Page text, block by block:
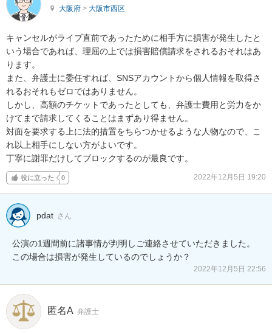
大阪府 > 大阪市西区
キャンセルがライブ直前であったために相手方に損害が発生したと
いう場合であれば、理屈の上では損害賠償請求をされるおそれはあ
ります。
また、弁護士に委任すれば、SNSアカウントから個人情報を取得さ
れるおそれもゼロではありません。
しかし、高額のチケットであったとしても、弁護士費用と労力をか
けてまで請求してくることはまずあり得ません。
対面を要求する上に法的措置をちらつかせるような人物なので、こ
れ以上相手にしない方がよいです。
丁寧に謝罪だけしてブロックするのが最良です。
役に立った 0 2022年12月5日 19:20
pdat さん
公演の1週間前に諸事情が判明しご連絡させていただきました。
この場合は損害が発生しているのでしょうか？
2022年12月5日 22:56
匿名A 弁護士